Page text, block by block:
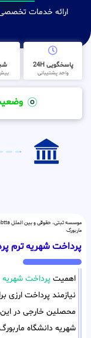
ارائه خدمات
پاسخگویی 24H
واحد پشتیبانی بیش از
وضعیت :
موسسه ثبتی، حقوقی و بین الملل Sabtta
ماربورگ
پرداخت شهریه ترم
اهمیت پرداخت شهریه
نیازمند پرداخت ارزی
محصلین خارجی در این
شهریه دانشگاه